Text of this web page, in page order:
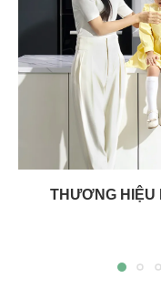
THƯƠNG HIỆU